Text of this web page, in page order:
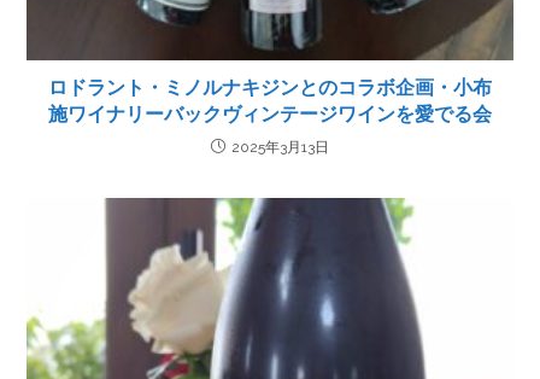
ロドラント・ミノルナキジンとのコラボ企画・小布
施ワイナリーバックヴィンテージワインを愛でる会
2025年3月13日